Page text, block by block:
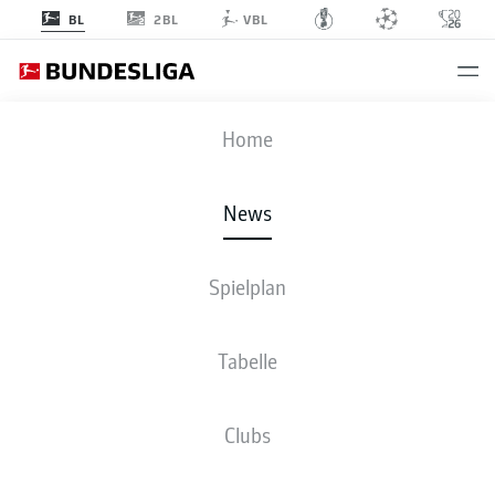
BL 2BL VBL
Home
News
Spielplan
Tabelle
Clubs
Julius Frick via www.imago-images.de/imago images/Jan Huebner